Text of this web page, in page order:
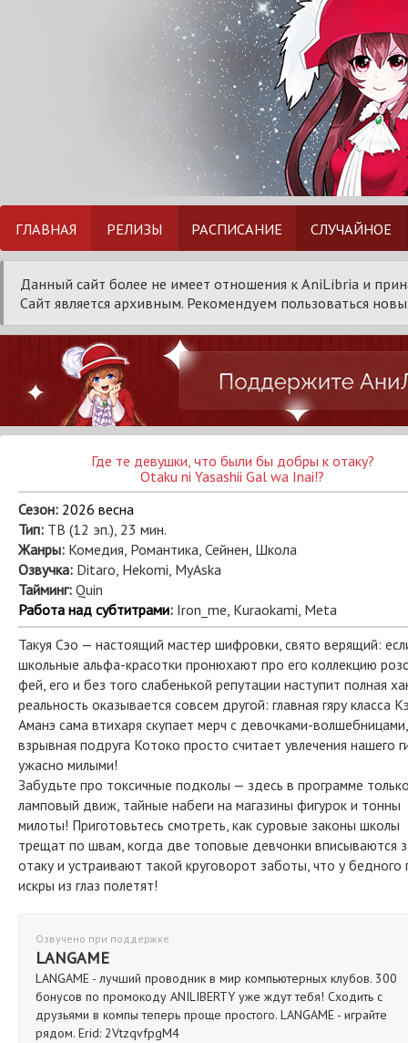
ГЛАВНАЯ РЕЛИЗЫ РАСПИСАНИЕ СЛУЧАЙНОЕ
Данный сайт более не имеет отношения к AniLibria и
Сайт является архивным. Рекомендуем пользоваться
Где те девушки, что были бы добры к отаку?
Otaku ni Yasashii Gal wa Inai!?
Сезон: 2026 весна
Тип: ТВ (12 эп.), 23 мин.
Жанры: Комедия, Романтика, Сейнен, Школа
Озвучка: Ditaro, Hekomi, MyAska
Тайминг: Quin
Работа над субтитрами: Iron_me, Kuraokami, Meta
Такуя Сэо — настоящий мастер шифровки, свято верящий:
школьные альфа-красотки пронюхают про его коллекцию
фей, его и без того слабенькой репутации наступит полная
реальность оказывается совсем другой: главная гяру класса
Аманэ сама втихаря скупает мерч с девочками-
взрывная подруга Котоко просто считает увлечения нашего
ужасно милыми!
Забудьте про токсичные подколы — здесь в программе
ламповый движ, тайные набеги на магазины фигурок и тонны
милоты! Приготовьтесь смотреть, как суровые законы школы
трещат по швам, когда две топовые девчонки вписываются
отаку и устраивают такой круговорот заботы, что у бедного
искры из глаз полетят!
Озвучено при поддержке
LANGAME
LANGAME - лучший проводник в мир компьютерных клубов. 300
бонусов по промокоду ANILIBERTY уже ждут тебя! Сходить с
друзьями в компы теперь проще простого. LANGAME - играйте
рядом. Erid: 2VtzqvfpgM4